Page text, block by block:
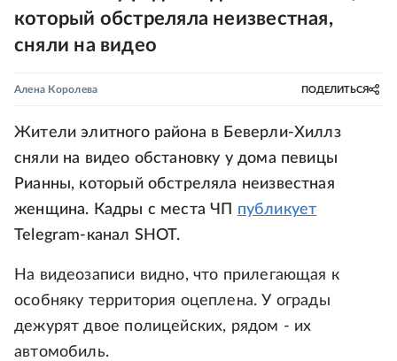
который обстреляла неизвестная,
сняли на видео
Алена Королева ПОДЕЛИТЬСЯ
Жители элитного района в Беверли-Хиллз
сняли на видео обстановку у дома певицы
Рианны, который обстреляла неизвестная
женщина. Кадры с места ЧП публикует
Telegram-канал SHOT.
На видеозаписи видно, что прилегающая к
особняку территория оцеплена. У ограды
дежурят двое полицейских, рядом - их
автомобиль.